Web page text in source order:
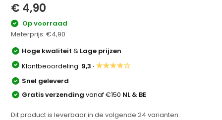
€ 4,90
Op voorraad
Meterprijs:€4,90
Hoge kwaliteit& Lage prijzen
Klantbeoordeling: 9,3 ·★★★★☆
Snel geleverd
Gratis verzendingvanaf €150 NL & BE
Dit product is leverbaar in de volgende24 varianten: